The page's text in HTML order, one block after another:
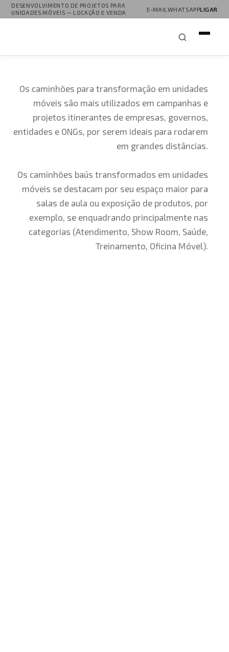
DESENVOLVIMENTO DE PROJETOS PARA
UNIDADES MÓVEIS — LOCAÇÃO E VENDA
E-MAIL WHATSAPPLIGAR
Os caminhões para transformação em unidades
móveis são mais utilizados em campanhas e
projetos itinerantes de empresas, governos,
entidades e ONGs, por serem ideais para rodarem
em grandes distâncias.
Os caminhões baús transformados em unidades
móveis se destacam por seu espaço maior para
salas de aula ou exposição de produtos, por
exemplo, se enquadrando principalmente nas
categorias (Atendimento, Show Room, Saúde,
Treinamento, Oficina Móvel).